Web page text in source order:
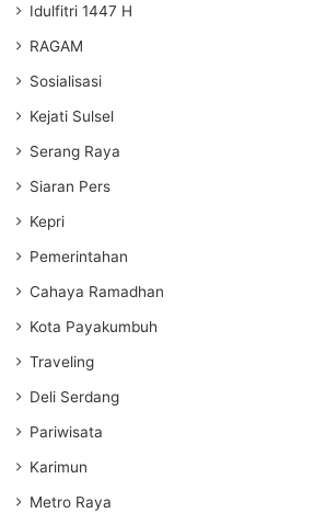
Idulfitri 1447 H
RAGAM
Sosialisasi
Kejati Sulsel
Serang Raya
Siaran Pers
Kepri
Pemerintahan
Cahaya Ramadhan
Kota Payakumbuh
Traveling
Deli Serdang
Pariwisata
Karimun
Metro Raya